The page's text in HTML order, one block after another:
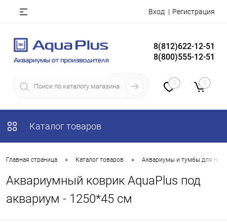
Вход Регистрация
8(812)622-12-51
8(800)555-12-51
0 0
Каталог товаров
Главная страница • Каталог товаров • Аквариумы и тумбы для них
Аквариумный коврик AquaPlus под
аквариум - 1250*45 см